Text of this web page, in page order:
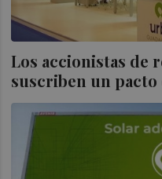
Los accionistas de
suscriben un